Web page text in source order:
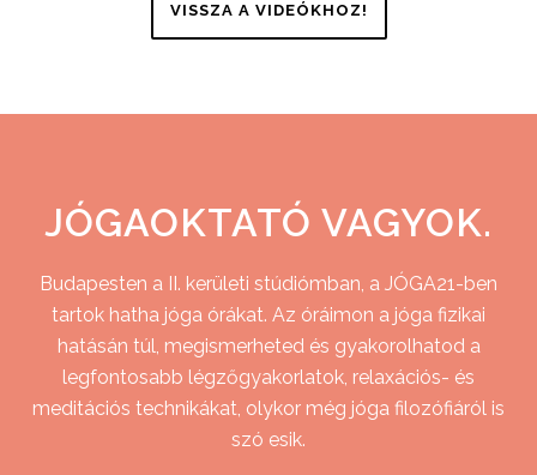
VISSZA A VIDEÓKHOZ!
JÓGAOKTATÓ VAGYOK.
Budapesten a II. kerületi stúdiómban, a JÓGA21-ben
tartok hatha jóga órákat. Az óráimon a jóga fizikai
hatásán túl, megismerheted és gyakorolhatod a
legfontosabb légzőgyakorlatok, relaxációs- és
meditációs technikákat, olykor még jóga filozófiáról is
szó esik.